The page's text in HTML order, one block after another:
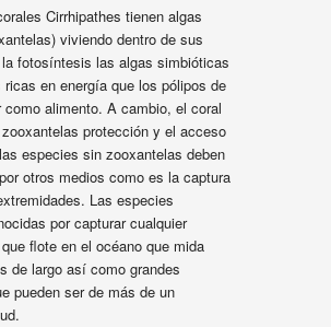
Cirrhipathes tienen algas
viviendo dentro de sus
fotosíntesis las algas simbióticas
en energía que los pólipos de
alimento. A cambio, el coral
protección y el acceso
especies sin zooxantelas deben
otros medios como es la captura
Las especies
por capturar cualquier
flote en el océano que mida
de largo así como grandes
pueden ser de más de un